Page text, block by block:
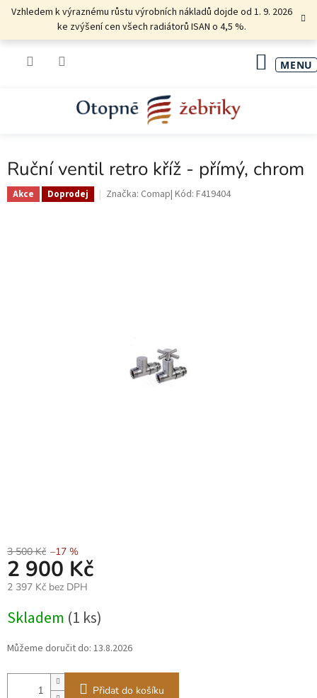
PřejítVzhledem k výraznému růstu výrobních nákladů dojde od 1. 9. 2026
ke zvýšení cen všech radiátorů ISAN o 4,5 %.
Ruční ventil retro kříž - přímý, chrom
Akce Doprodej Značka: Comap Kód: F419404
3 500 Kč –17 %
2 900 Kč
2 397 Kč bez DPH
cena:
Skladem (1 ks)
Můžeme doručit do: 13.8.2026
Přidat do košíku